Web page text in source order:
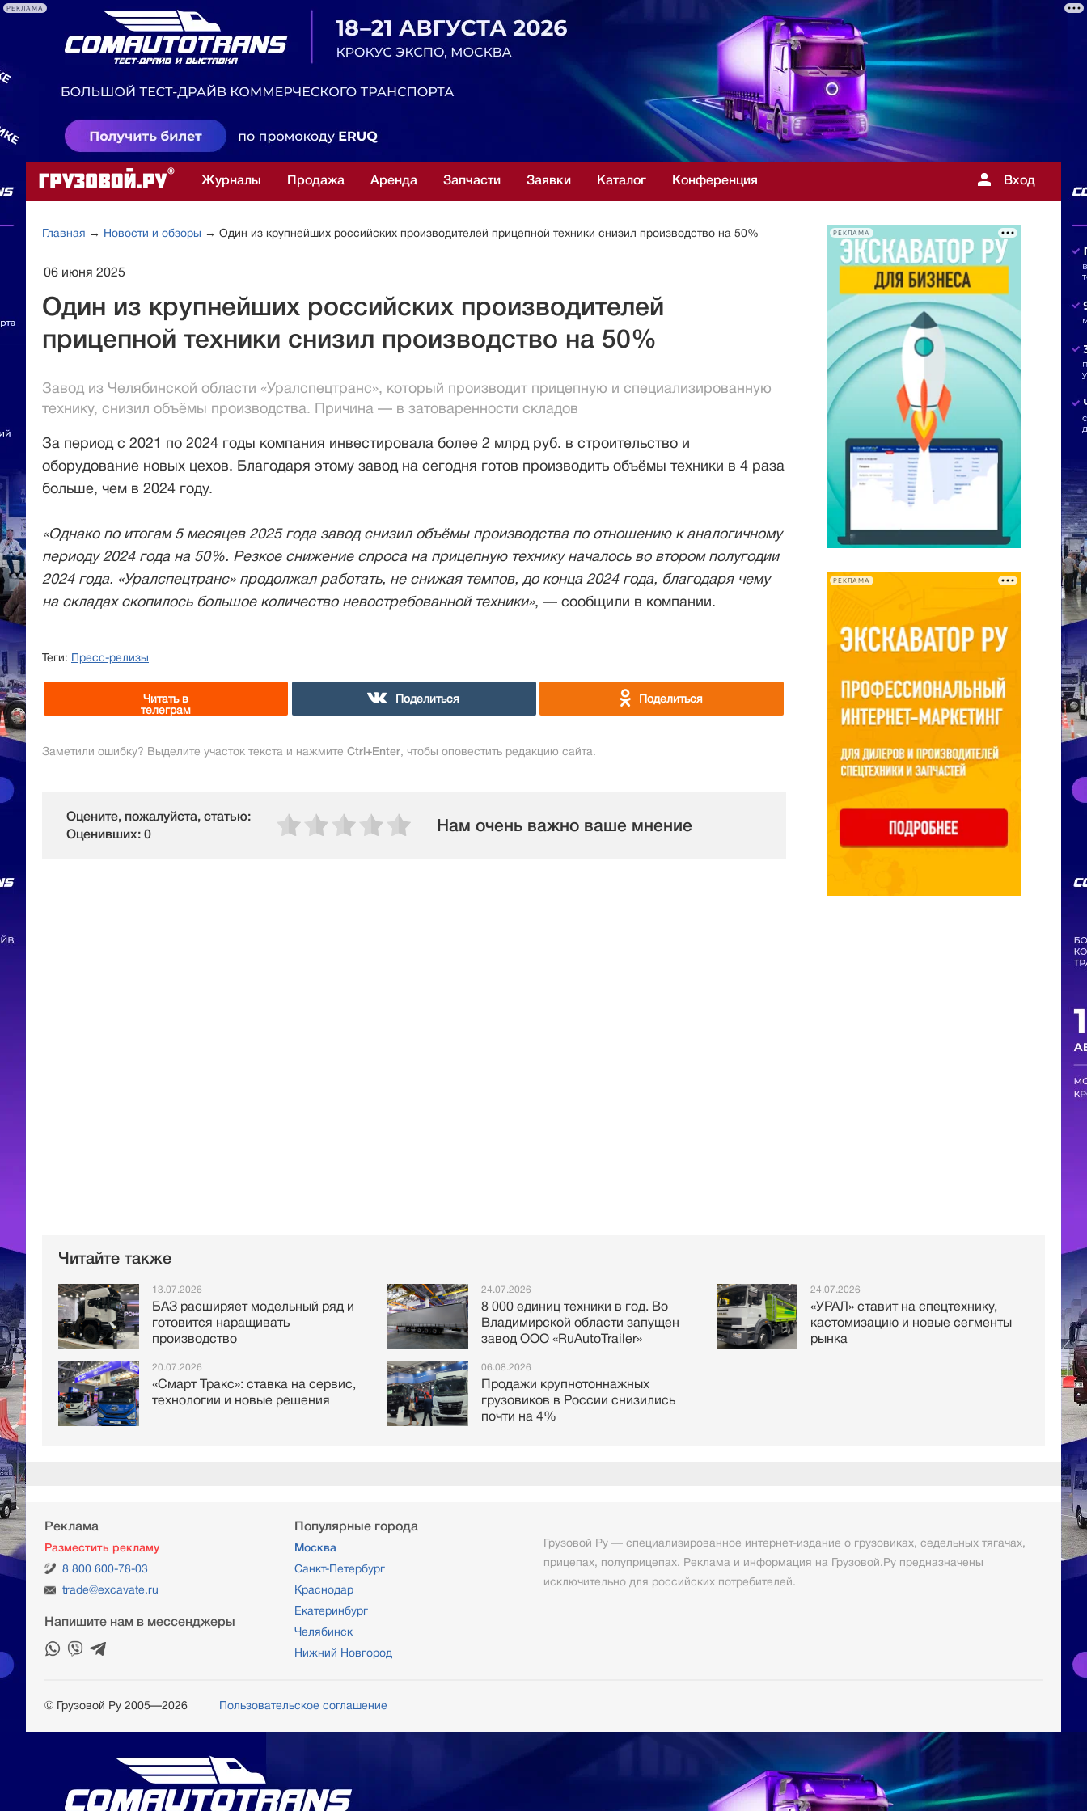
РЕКЛАМА
Вход
Журналы Продажа Аренда Запчасти Заявки Каталог Конференция
РЕКЛАМА
РЕКЛАМА
Главная → Новости и обзоры → Один из крупнейших российских производителей прицепной техники снизил производство на 50%
06 июня 2025
Один из крупнейших российских производителей
прицепной техники снизил производство на 50%
Завод из Челябинской области «Уралспецтранс», который производит прицепную и специализированную
технику, снизил объёмы производства. Причина — в затоваренности складов
За период с 2021 по 2024 годы компания инвестировала более 2 млрд руб. в строительство и
оборудование новых цехов. Благодаря этому завод на сегодня готов производить объёмы техники в 4 раза
больше, чем в 2024 году.
«Однако по итогам 5 месяцев 2025 года завод снизил объёмы производства по отношению к аналогичному
периоду 2024 года на 50%. Резкое снижение спроса на прицепную технику началось во втором полугодии
2024 года. «Уралспецтранс» продолжал работать, не снижая темпов, до конца 2024 года, благодаря чему
на складах скопилось большое количество невостребованной техники», — сообщили в компании.
Теги: Пресс-релизы
Читать в
телеграм
Поделиться Поделиться
Заметили ошибку? Выделите участок текста и нажмите Ctrl+Enter, чтобы оповестить редакцию сайта.
Оцените, пожалуйста, статью:
Оценивших: 0
Нам очень важно ваше мнение
Читайте также
13.07.2026
БАЗ расширяет модельный ряд и
готовится наращивать
производство
24.07.2026
8 000 единиц техники в год. Во
Владимирской области запущен
завод ООО «RuAutoTrailer»
24.07.2026
«УРАЛ» ставит на спецтехнику,
кастомизацию и новые сегменты
рынка
20.07.2026
«Смарт Тракс»: ставка на сервис,
технологии и новые решения
06.08.2026
Продажи крупнотоннажных
грузовиков в России снизились
почти на 4%
Реклама
Разместить рекламу
8 800 600-78-03
trade@excavate.ru
Напишите нам в мессенджеры
Популярные города
Москва
Санкт-Петербург
Краснодар
Екатеринбург
Челябинск
Нижний Новгород
Грузовой Ру — специализированное интернет-издание о грузовиках, седельных тягачах,
прицепах, полуприцепах. Реклама и информация на Грузовой.Ру предназначены
исключительно для российских потребителей.
© Грузовой Ру 2005—2026 Пользовательское соглашение